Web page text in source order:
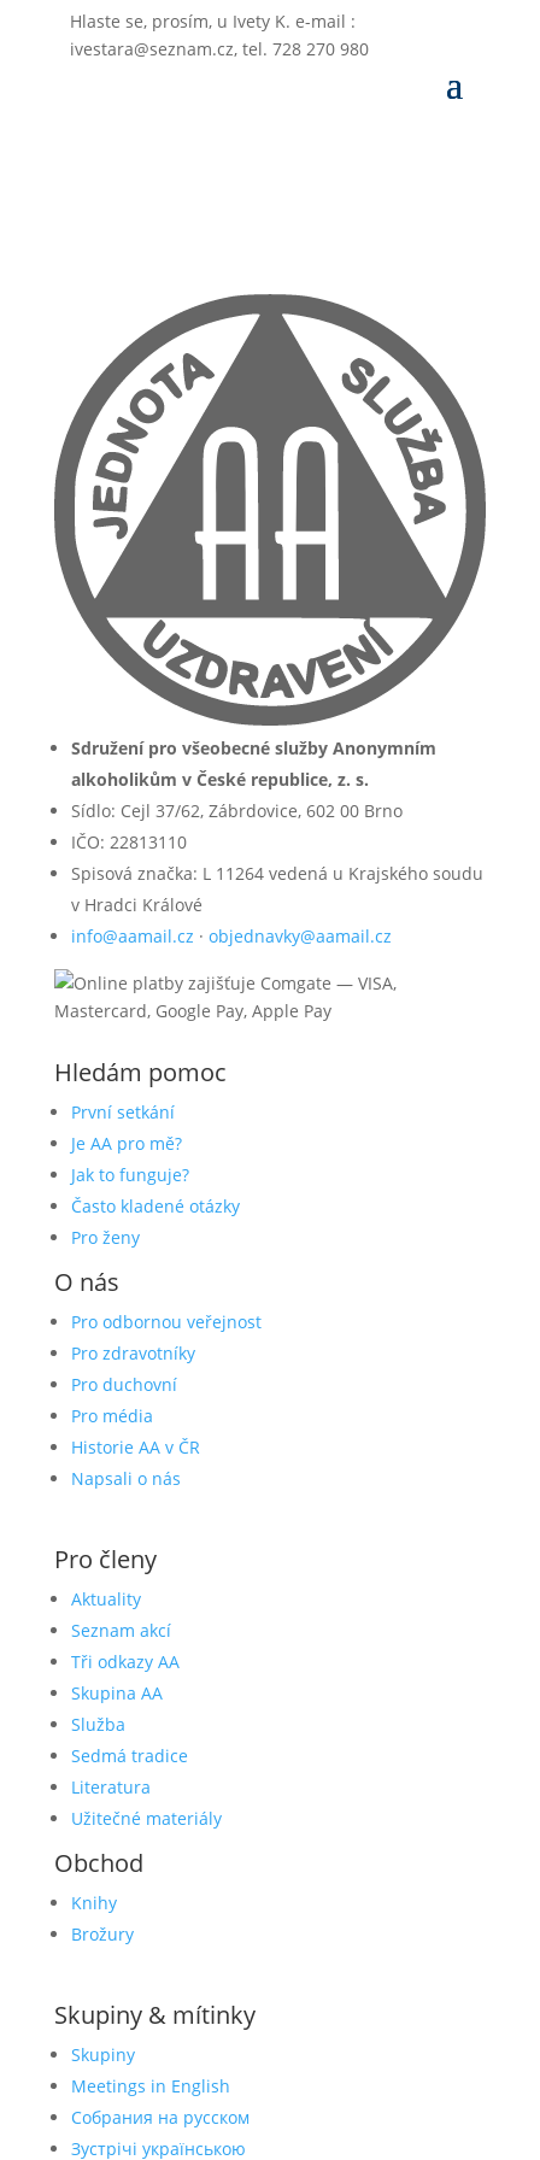
Hlaste se, prosím, u Ivety K. e-mail :
ivestara@seznam.cz, tel. 728 270 980
Sdružení pro všeobecné služby Anonymním
alkoholikům v České republice, z. s.
Sídlo: Cejl 37/62, Zábrdovice, 602 00 Brno
IČO: 22813110
Spisová značka: L 11264 vedená u Krajského soudu
v Hradci Králové
info@aamail.cz · objednavky@aamail.cz
Hledám pomoc
První setkání
Je AA pro mě?
Jak to funguje?
Často kladené otázky
Pro ženy
O nás
Pro odbornou veřejnost
Pro zdravotníky
Pro duchovní
Pro média
Historie AA v ČR
Napsali o nás
Pro členy
Aktuality
Seznam akcí
Tři odkazy AA
Skupina AA
Služba
Sedmá tradice
Literatura
Užitečné materiály
Obchod
Knihy
Brožury
Skupiny & mítinky
Skupiny
Meetings in English
Собрания на русском
Зустрічі українською